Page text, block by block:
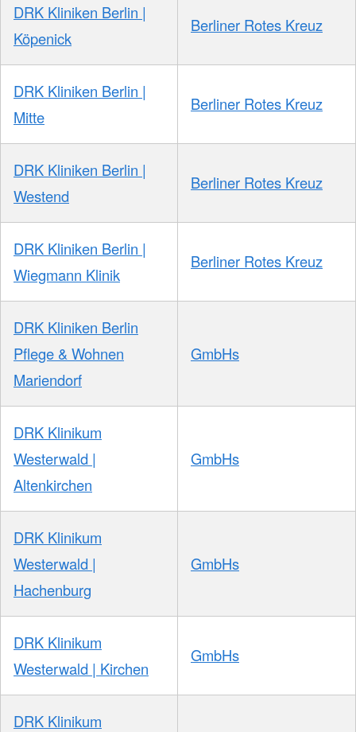
DRK Kliniken Berlin |
Köpenick
Berliner Rotes Kreuz
DRK Kliniken Berlin |
Mitte
Berliner Rotes Kreuz
DRK Kliniken Berlin |
Westend
Berliner Rotes Kreuz
DRK Kliniken Berlin |
Wiegmann Klinik
Berliner Rotes Kreuz
DRK Kliniken Berlin
Pflege & Wohnen
Mariendorf
GmbHs
DRK Klinikum
Westerwald |
Altenkirchen
GmbHs
DRK Klinikum
Westerwald |
Hachenburg
GmbHs
DRK Klinikum
Westerwald | Kirchen
GmbHs
DRK Klinikum